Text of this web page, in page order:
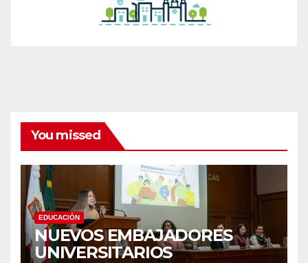
You missed
EDUCACIÓN
NUEVOS EMBAJADORES
UNIVERSITARIOS